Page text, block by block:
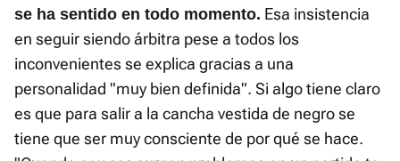
se ha sentido en todo momento. Esa insistencia
en seguir siendo árbitra pese a todos los
inconvenientes se explica gracias a una
personalidad "muy bien definida". Si algo tiene claro
es que para salir a la cancha vestida de negro se
tiene que ser muy consciente de por qué se hace.